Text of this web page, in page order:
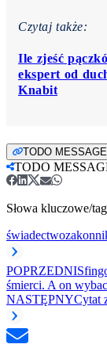
Czytaj także:
Ile zjeść
ekspert od
Knabit
TODO MESSAGE
TODO
Słowa kluczowe/
świadectwo
POPRZEDNI
śmierci. A on
NASTĘPNYCytat